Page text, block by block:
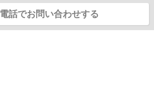
電話でお問い合わせする